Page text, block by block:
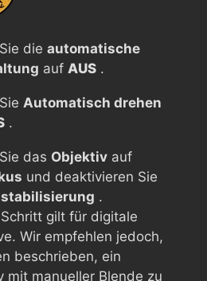
die automatische
auf AUS .
Automatisch drehen
.
das Objektiv auf
und deaktivieren Sie
.
gilt für digitale
Wir empfehlen jedoch,
beschrieben, ein
mit manueller Blende zu